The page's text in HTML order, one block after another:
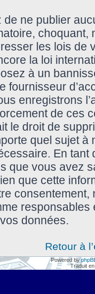
de ne publier
choquant,
les lois de
la loi
à un
fournisseur
enregistrons
de ces
le droit de
quel sujet à
En tant
que vous avez
que cette
données.
Retour à
Powered by
Traduit